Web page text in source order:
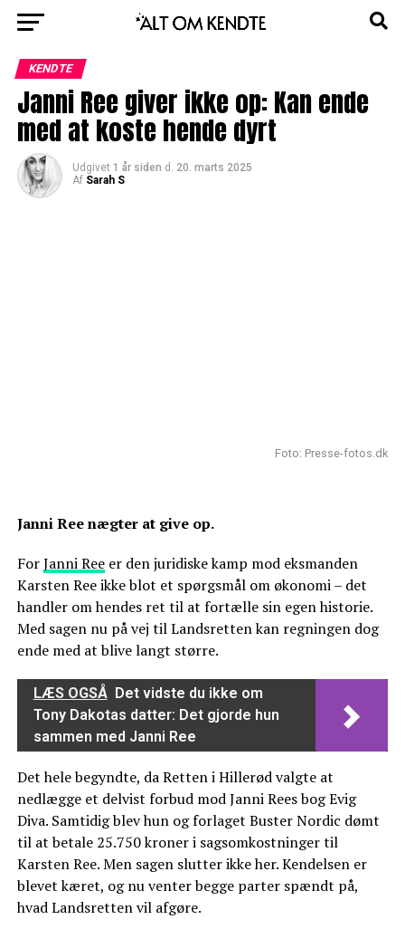
KENDTE
Janni Ree giver ikke op: Kan ende
med at koste hende dyrt
Udgivet 1 år siden d. 20. marts 2025
Af Sarah S
Foto: Presse-fotos.dk
Janni Ree nægter at give op.
ForJanni Reeer den juridiske kamp mod eksmanden
Karsten Ree ikke blot et spørgsmål om økonomi – det
handler om hendes ret til at fortælle sin egen historie.
Med sagen nu på vej til Landsretten kan regningen dog
ende med at blive langt større.
LÆS OGSÅ Det vidste du ikke om
Tony Dakotas datter: Det gjorde hun
sammen med Janni Ree
Det hele begyndte, da Retten i Hillerød valgte at
nedlægge et delvist forbud mod Janni Rees bog Evig
Diva. Samtidig blev hun og forlaget Buster Nordic dømt
til at betale 25.750 kroner i sagsomkostninger til
Karsten Ree. Men sagen slutter ikke her. Kendelsen er
blevet kæret, og nu venter begge parter spændt på,
hvad Landsretten vil afgøre.